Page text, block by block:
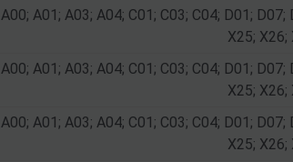
A00; A01; A03; A04; C01; C03; C04; D01;
X25; X26;
A00; A01; A03; A04; C01; C03; C04; D01;
X25; X26;
A00; A01; A03; A04; C01; C03; C04; D01;
X25; X26;